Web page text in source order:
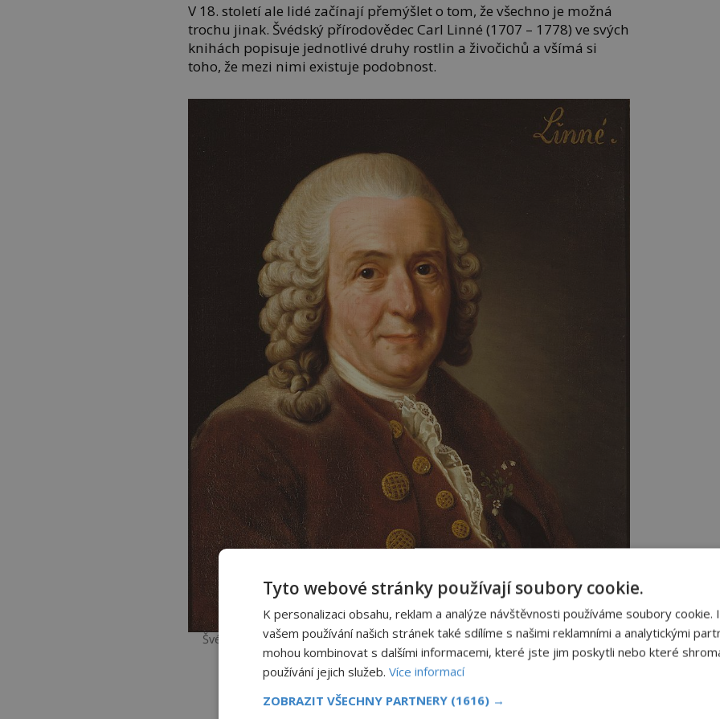
V 18. století ale lidé začínají přemýšlet o tom, že všechno je možná
trochu jinak. Švédský přírodovědec Carl Linné (1707 – 1778) ve svých
knihách popisuje jednotlivé druhy rostlin a živočichů a všímá si
toho, že mezi nimi existuje podobnost.
Švédský botanik Carl Linné si vším podobnosti rostlinných a živočišných druhů.
FOTO: Alexander Roslin/Creative Commons/Public domain
Tyto webové stránky používají soubory cookie.
K personalizaci obsahu, reklam a analýze návštěvnosti používáme soubory cookie.
vašem používání našich stránek také sdílíme s našimi reklamními a analytickými
mohou kombinovat s dalšími informacemi, které jste jim poskytli nebo které
používání jejich služeb. Více informací
ZOBRAZIT VŠECHNY PARTNERY (1616) →